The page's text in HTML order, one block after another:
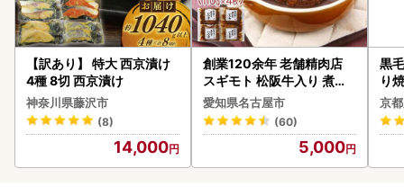
【訳あり】 特大 西京漬け
4種 8切 西京漬け
神奈川県藤沢市
(8)
14,000
創業120余年 老舗精肉店
スギモト 松阪牛入り 煮込
み ハンバーグ 110g×4枚
惣菜 お取り寄せ グルメ ハ
ンバーグ 冷凍
愛知県名古屋市
(60)
5,000
黒
り
京